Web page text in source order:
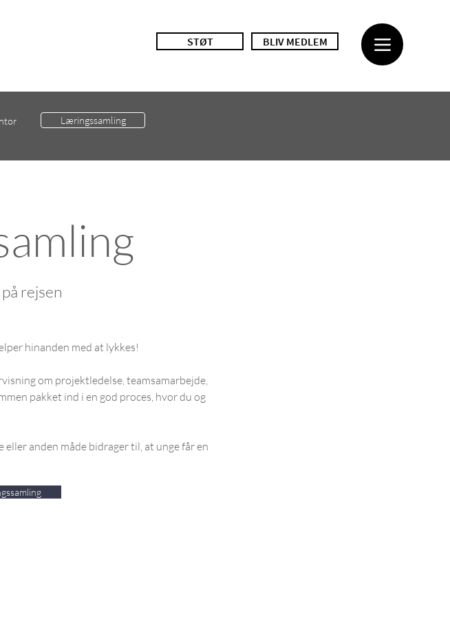
BLIV MEDLEM
STØT
Læringssamling
rejsen
hinanden med at lykkes!
om projektledelse, teamsamarbejde,
pakket ind i en god proces, hvor du og
anden måde bidrager til, at unge får en